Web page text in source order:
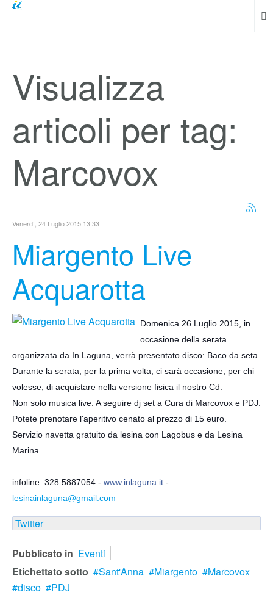
Visualizza
articoli per tag:
Marcovox
Venerdì, 24 Luglio 2015 13:33
Miargento Live
Acquarotta
Domenica 26 Luglio 2015, in
occasione della serata
organizzata da In Laguna, verrà presentato disco: Baco da seta.
Durante la serata, per la prima volta, ci sarà occasione, per chi
volesse, di acquistare nella versione fisica il nostro Cd.
Non solo musica live. A seguire dj set a Cura di Marcovox e PDJ.
Potete prenotare l'aperitivo cenato al prezzo di 15 euro.
Servizio navetta gratuito da lesina con Lagobus e da Lesina
Marina.
infoline: 328 5887054 - www.inlaguna.it -
lesinainlaguna@gmail.com
Twitter
Pubblicato in Eventi
Etichettato sotto
Sant'Anna Miargento
Marcovox
disco
PDJ